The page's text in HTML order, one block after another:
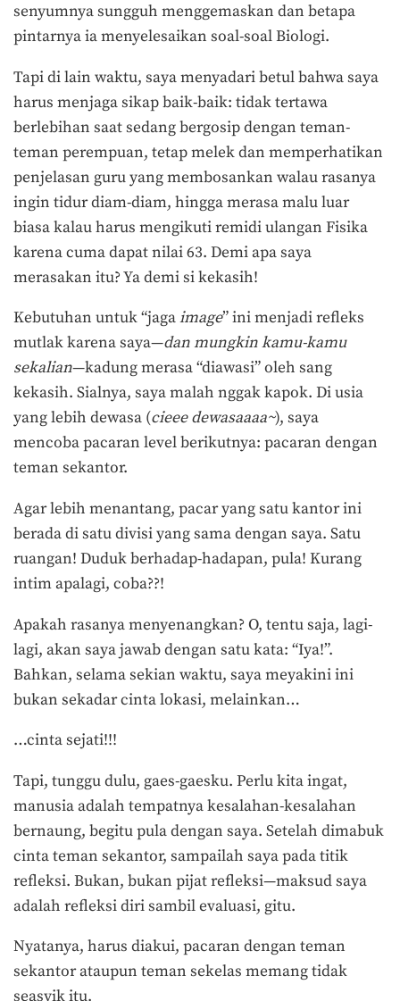
senyumnya sungguh menggemaskan dan betapa
pintarnya ia menyelesaikan soal-soal Biologi.
Tapi di lain waktu, saya menyadari betul bahwa saya
harus menjaga sikap baik-baik: tidak tertawa
berlebihan saat sedang bergosip dengan teman-
teman perempuan, tetap melek dan memperhatikan
penjelasan guru yang membosankan walau rasanya
ingin tidur diam-diam, hingga merasa malu luar
biasa kalau harus mengikuti remidi ulangan Fisika
karena cuma dapat nilai 63. Demi apa saya
merasakan itu? Ya demi si kekasih!
Kebutuhan untuk “jagaimage” ini menjadi refleks
mutlak karena saya—dan mungkin kamu-kamu
sekalian—kadung merasa “diawasi” oleh sang
kekasih. Sialnya, saya malah nggak kapok. Di usia
yang lebih dewasa (cieee dewasaaaa~), saya
mencoba pacaran level berikutnya: pacaran dengan
teman sekantor.
Agar lebih menantang, pacar yang satu kantor ini
berada di satu divisi yang sama dengan saya. Satu
ruangan! Duduk berhadap-hadapan, pula! Kurang
intim apalagi, coba??!
Apakah rasanya menyenangkan? O, tentu saja, lagi-
lagi, akan saya jawab dengan satu kata: “Iya!”.
Bahkan, selama sekian waktu, saya meyakini ini
bukan sekadar cinta lokasi, melainkan…
…cinta sejati!!!
Tapi, tunggu dulu, gaes-gaesku. Perlu kita ingat,
manusia adalah tempatnya kesalahan-kesalahan
bernaung, begitu pula dengan saya. Setelah dimabuk
cinta teman sekantor, sampailah saya pada titik
refleksi. Bukan, bukan pijat refleksi—maksud saya
adalah refleksi diri sambil evaluasi, gitu.
Nyatanya, harus diakui, pacaran dengan teman
sekantor ataupun teman sekelas memang tidak
seasyik itu.